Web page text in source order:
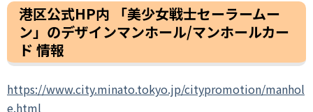
港区公式HP内 「美少女戦士セーラームー
ン」のデザインマンホール/マンホールカー
ド 情報
https://www.city.minato.tokyo.jp/citypromotion/manhol
e.html